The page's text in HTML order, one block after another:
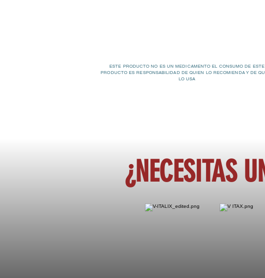
ESTE PRODUCTO NO ES UN MEDICAMENTO EL CONSUMO DE ESTE
PRODUCTO ES RESPONSABILIDAD DE QUIEN LO RECOMIENDA Y DE
LO USA
¿NECESITAS